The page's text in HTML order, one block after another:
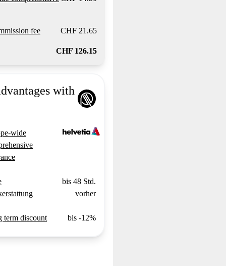
fee CHF 21.65
CHF 126.15
with
wide
bis 48 Std.
vorher
term discount bis -12%